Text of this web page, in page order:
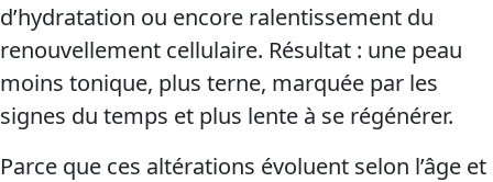
d’hydratation ou encore ralentissement du
renouvellement cellulaire. Résultat : une peau
moins tonique, plus terne, marquée par les
signes du temps et plus lente à se régénérer.
Parce que ces altérations évoluent selon l’âge et